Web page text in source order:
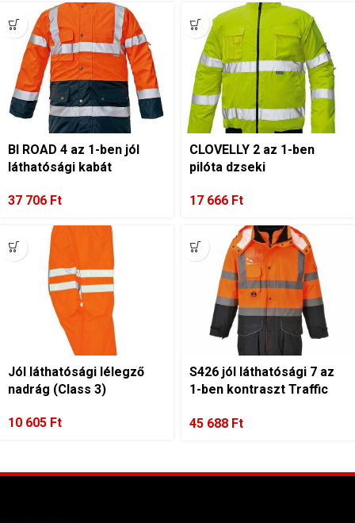
BI ROAD 4 az 1-ben jól
láthatósági kabát
37 706 Ft
CLOVELLY 2 az 1-ben
pilóta dzseki
17 666 Ft
Jól láthatósági lélegző
nadrág (Class 3)
10 605 Ft
S426 jól láthatósági 7 az
1-ben kontraszt Traffic
45 688 Ft